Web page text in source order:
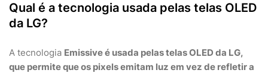
Qual é a tecnologia usada pelas telas OLED
da LG?
A tecnologia Emissiveé usada pelas telas OLED da LG,
que permite que os pixels emitam luz em vez de refletir a